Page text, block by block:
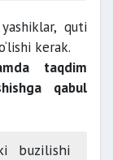
quti
kerak.
taqdim
qabul
buzilishi